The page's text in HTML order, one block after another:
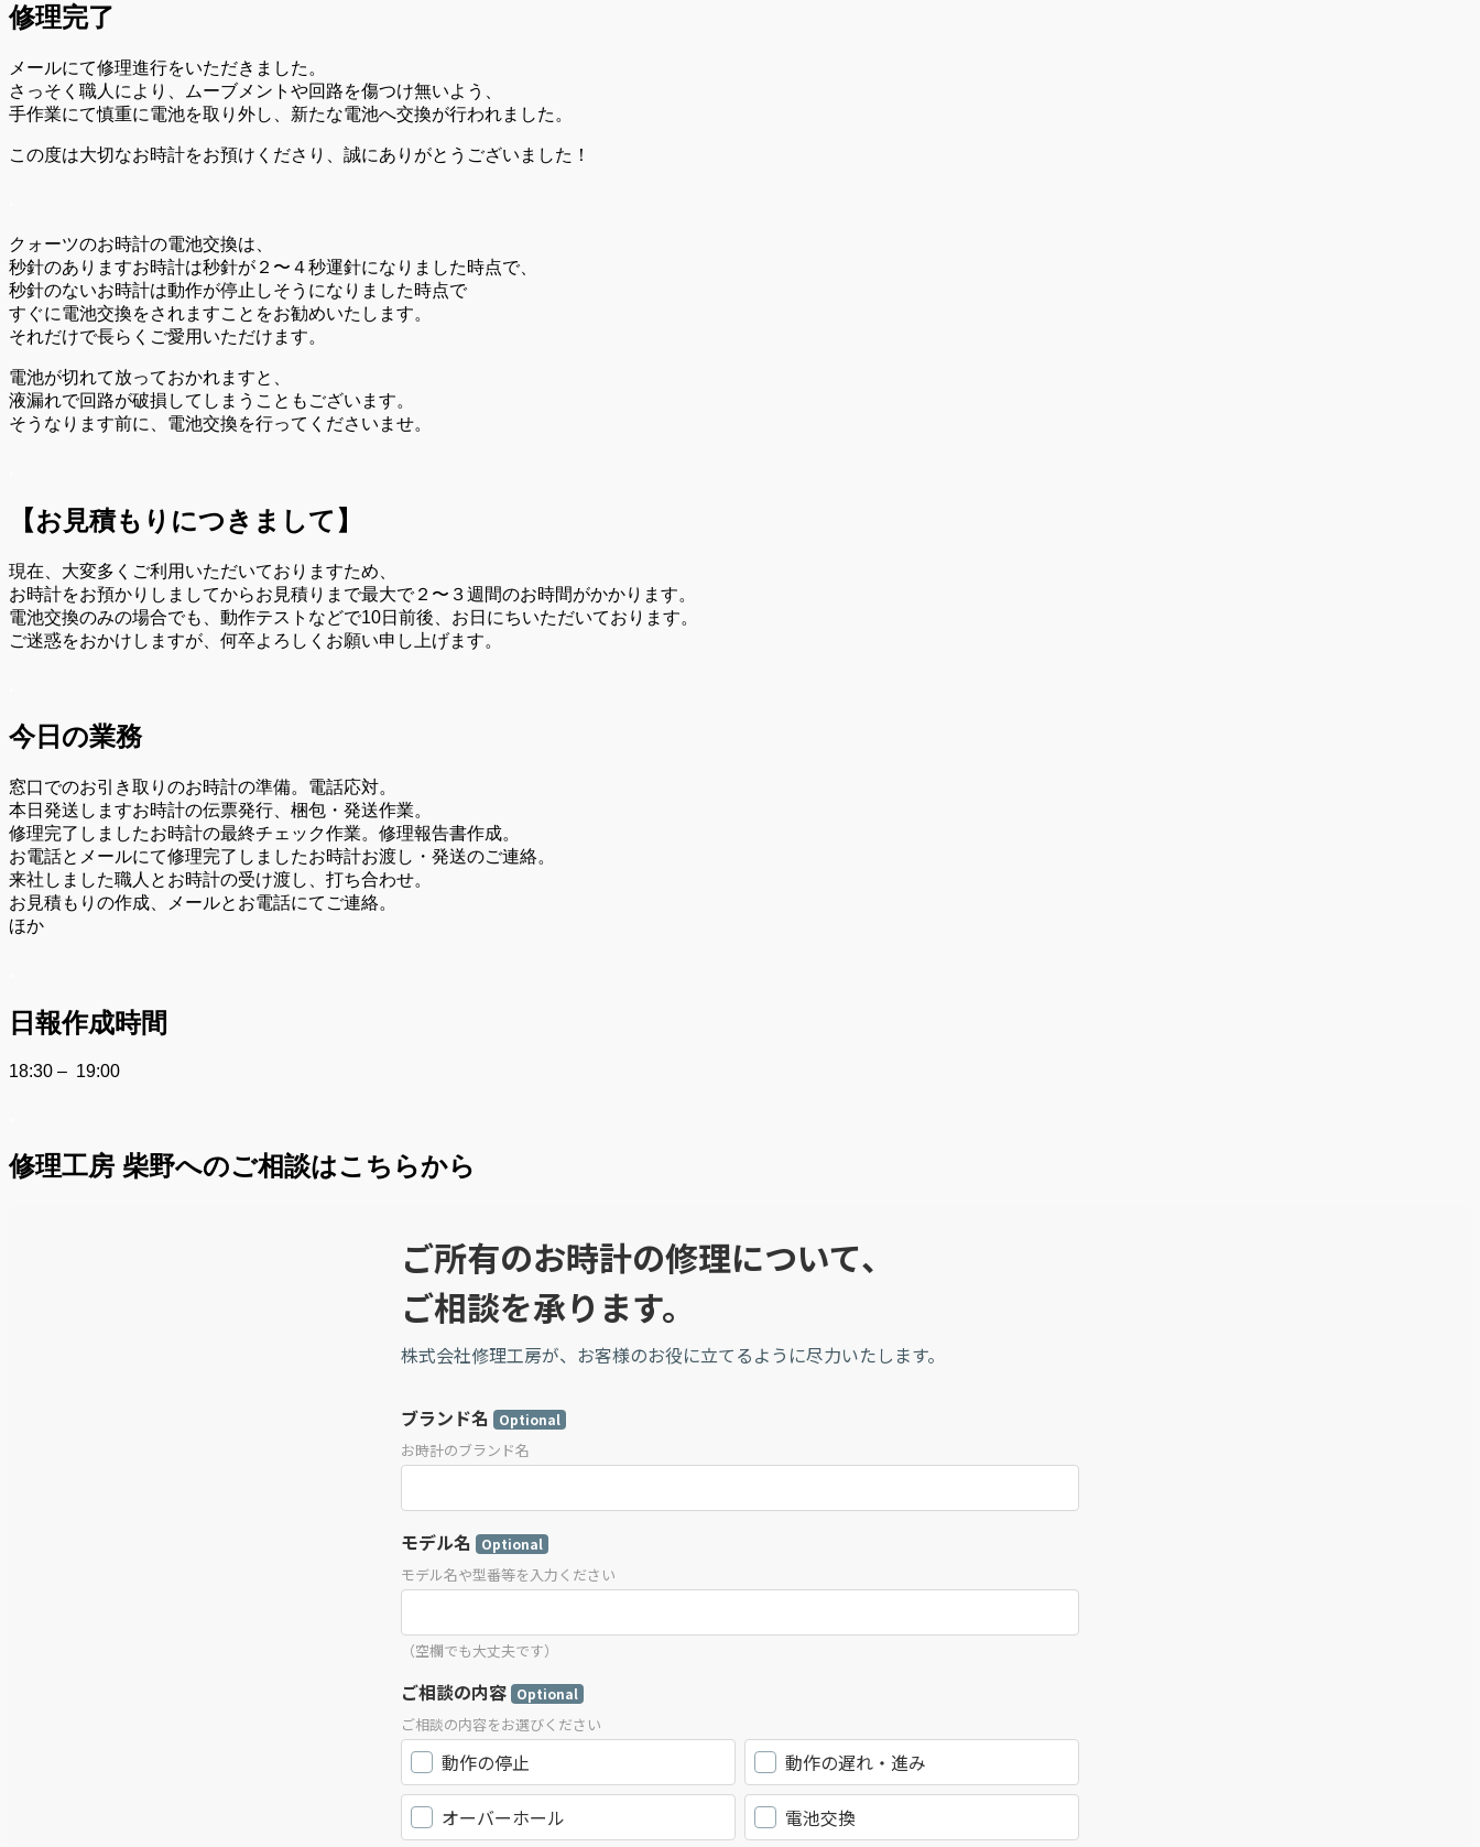
修理完了
メールにて修理進行をいただきました。
さっそく職人により、ムーブメントや回路を傷つけ無いよう、
手作業にて慎重に電池を取り外し、新たな電池へ交換が行われました。
この度は大切なお時計をお預けくださり、誠にありがとうございました！
クォーツのお時計の電池交換は、
秒針のありますお時計は秒針が２〜４秒運針になりました時点で、
秒針のないお時計は動作が停止しそうになりました時点で
すぐに電池交換をされますことをお勧めいたします。
それだけで長らくご愛用いただけます。
電池が切れて放っておかれますと、
液漏れで回路が破損してしまうこともございます。
そうなります前に、電池交換を行ってくださいませ。
【お見積もりにつきまして】
現在、大変多くご利用いただいておりますため、
お時計をお預かりしましてからお見積りまで最大で２〜３週間のお時間がかかります。
電池交換のみの場合でも、動作テストなどで10日前後、お日にちいただいております。
ご迷惑をおかけしますが、何卒よろしくお願い申し上げます。
今日の業務
窓口でのお引き取りのお時計の準備。電話応対。
本日発送しますお時計の伝票発行、梱包・発送作業。
修理完了しましたお時計の最終チェック作業。修理報告書作成。
お電話とメールにて修理完了しましたお時計お渡し・発送のご連絡。
来社しました職人とお時計の受け渡し、打ち合わせ。
お見積もりの作成、メールとお電話にてご連絡。
ほか
日報作成時間
18:30 – 19:00
修理工房 柴野へのご相談はこちらから